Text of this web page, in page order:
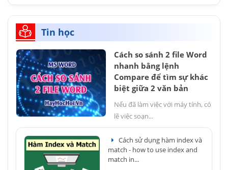
Tin học
Cách so sánh 2 file Word
nhanh bằng lệnh
Compare để tìm sự khác
biệt giữa 2 văn bản
Nếu đã làm việc với máy tính, có
lẽ việc soạn...
Cách sử dụng hàm index và
match - how to use index and
match in...